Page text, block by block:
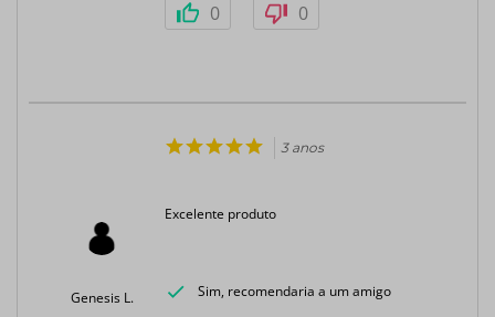
0 0
Genesis L.
3 anos
Excelente produto
Sim, recomendaria a um amigo